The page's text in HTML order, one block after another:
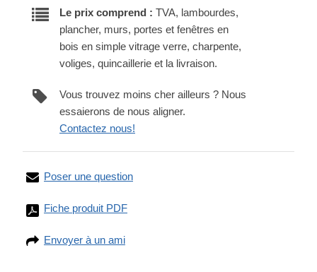
Le prix comprend : TVA, lambourdes,
plancher, murs, portes et fenêtres en
bois en simple vitrage verre, charpente,
voliges, quincaillerie et la livraison.
Vous trouvez moins cher ailleurs ? Nous
essaierons de nous aligner.
Contactez nous!
Poser une question
Fiche produit PDF
Envoyer à un ami